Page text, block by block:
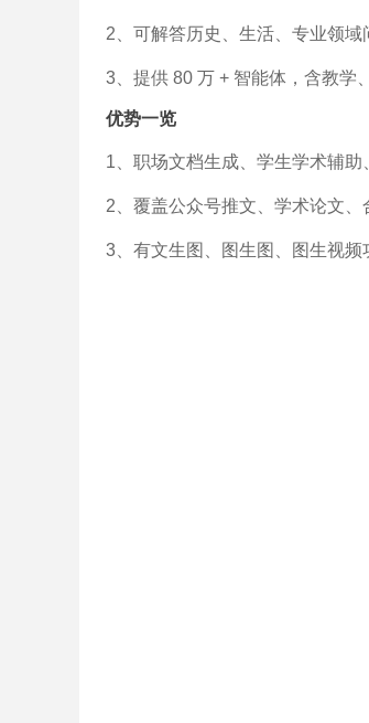
2、可解答历史、生活、专业领域
3、提供 80 万 + 智能体，含教学
优势一览
1、职场文档生成、学生学术辅
2、覆盖公众号推文、学术论文、
3、有文生图、图生图、图生视频